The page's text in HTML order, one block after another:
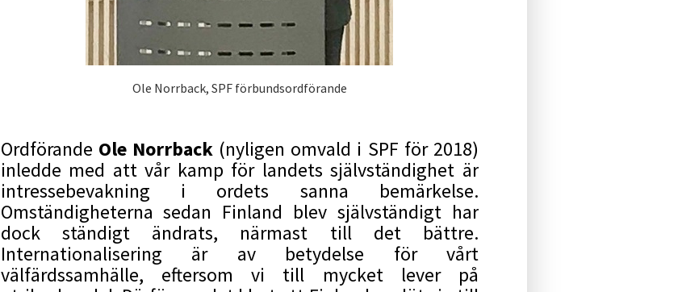
Ole Norrback, SPF förbundsordförande
Ordförande Ole Norrback(nyligen omvald i SPF för 2018)
inledde med att vår kamp för landets självständighet är
intressebevakning i ordets sanna bemärkelse.
Omständigheterna sedan Finland blev självständigt har
dock ständigt ändrats, närmast till det bättre.
Internationalisering är av betydelse för vårt
välfärdssamhälle, eftersom vi till mycket lever på